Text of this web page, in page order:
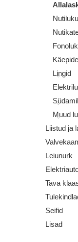
Lingid
Muud
Liistud ja
Leiunurk
Tava
Seifid
Lisad